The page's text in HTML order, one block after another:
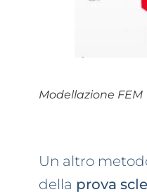
Modellazione FEM
Un altro
della prova